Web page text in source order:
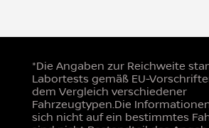
*Die Angaben zur Reichweite
Labortests gemäß EU-
dem Vergleich verschiedener
Fahrzeugtypen.Die Informationen
sich nicht auf ein bestimmtes
sind nicht Bestandteil des